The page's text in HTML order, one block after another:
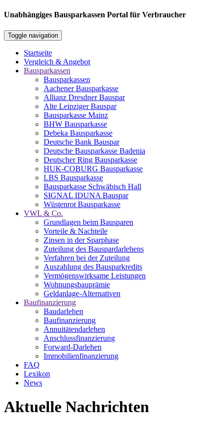
Unabhängiges Bausparkassen Portal für Verbraucher
Toggle navigation
Startseite
Vergleich & Angebot
Bausparkassen
Bausparkassen
Aachener Bausparkasse
Allianz Dresdner Bauspar
Alte Leipziger Bauspar
Bausparkasse Mainz
BHW Bausparkasse
Debeka Bausparkasse
Deutsche Bank Bauspar
Deutsche Bausparkasse Badenia
Deutscher Ring Bausparkasse
HUK-COBURG Bausparkasse
LBS Bausparkasse
Bausparkasse Schwäbisch Hall
SIGNAL IDUNA Bauspar
Wüstenrot Bausparkasse
VWL & Co.
Grundlagen beim Bausparen
Vorteile & Nachteile
Zinsen in der Sparphase
Zuteilung des Bauspardarlehens
Verfahren bei der Zuteilung
Auszahlung des Bausparkredits
Vermögenswirksame Leistungen
Wohnungsbauprämie
Geldanlage-Alternativen
Baufinanzierung
Baudarlehen
Baufinanzierung
Annuitätendarlehen
Anschlussfinanzierung
Forward-Darlehen
Immobilienfinanzierung
FAQ
Lexikon
News
Aktuelle Nachrichten